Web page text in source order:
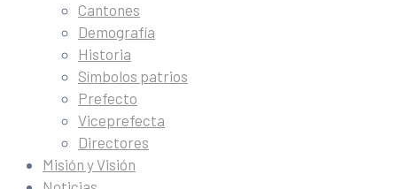
Cantones
Demografía
Historia
Símbolos patrios
Prefecto
Viceprefecta
Directores
Misión y Visión